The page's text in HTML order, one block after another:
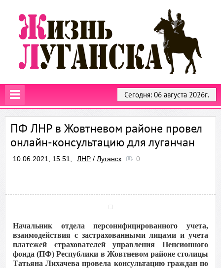
Сегодня: 06 августа 2026г.
ПФ ЛНР в Жовтневом районе провел
онлайн-консультацию для луганчан
10.06.2021, 15:51, ЛНР / Луганск 0
Начальник отдела персонифицированного учета,
взаимодействия с застрахованными лицами и учета
платежей страхователей управления Пенсионного
фонда (ПФ) Республики в Жовтневом районе столицы
Татьяна Лихачева провела консультацию граждан по